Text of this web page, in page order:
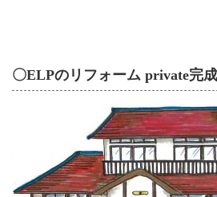
〇ELPのリフォーム private完